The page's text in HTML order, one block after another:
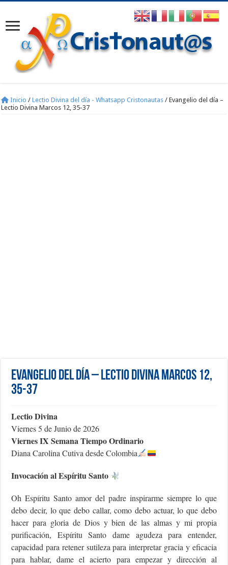
Inicio / Lectio Divina del día - Whatsapp Cristonautas / Evangelio del día –
Lectio Divina Marcos 12, 35-37
Evangelio del día – Lectio Divina Marcos 12,
35-37
Lectio Divina
Viernes 5 de Junio de 2026
Viernes IX Semana Tiempo Ordinario
Diana Carolina Cutiva desde Colombia
Invocación al Espíritu Santo
Oh Espíritu Santo amor del padre inspirarme siempre lo que
debo decir, lo que debo callar, como debo actuar, lo que debo
hacer para gloria de Dios y bien de las almas y mi propia
purificación, Espíritu Santo dame agudeza para entender,
capacidad para retener sutileza para interpretar gracia y eficacia
para hablar, dame el acierto para empezar y dirección al